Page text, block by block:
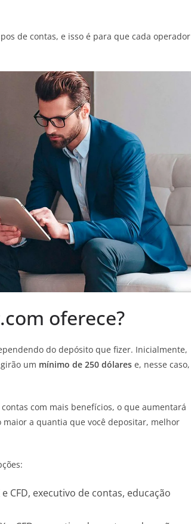
de contas, e isso é para que cada operador
oferece?
do depósito que fizer. Inicialmente,
um mínimo de 250 dólares e, nesse caso,
com mais benefícios, o que aumentará
a quantia que você depositar, melhor
CFD, executivo de contas, educação